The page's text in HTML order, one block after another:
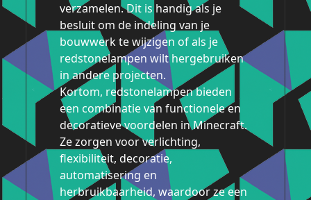
verzamelen. Dit is handig als je
besluit om de indeling van je
bouwwerk te wijzigen of als je
redstonelampen wilt hergebruiken
in andere projecten.
Kortom, redstonelampen bieden
een combinatie van functionele en
decoratieve voordelen in Minecraft.
Ze zorgen voor verlichting,
flexibiliteit, decoratie,
automatisering en
herbruikbaarheid, waardoor ze een